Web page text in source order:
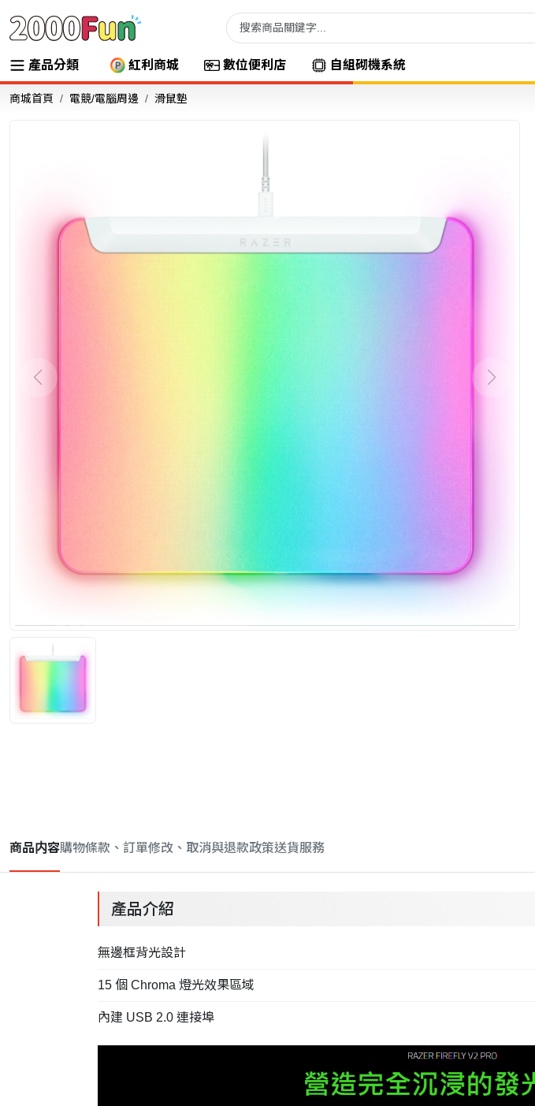
產品分類 紅利商城 數位便利店 自組砌機系統
商城首頁 電競/電腦周邊 滑鼠墊
商品内容購物條款、訂單修改、取消與退款政策送貨服務
產品介紹
無邊框背光設計
15 個 Chroma 燈光效果區域
內建 USB 2.0 連接埠